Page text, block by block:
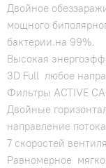
Двойное
мощного
бактерии.на 99%.
Высокая
3D Full любое
Фильтры ACTIVE
Двойные
направление
7 скоростей
Равномерное